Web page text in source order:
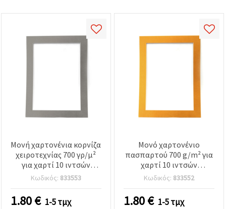
Μονή χαρτονένια κορνίζα
χειροτεχνίας 700 γρ/μ²
για χαρτί 10 ιντσών
(20,3x25,4 cm), εξωτερικό
μέγεθος 24,2x29,2x0,01
cm, ασημί
Κωδικός: 833553
1.80€ 1-5 τμχ
Μονό χαρτονένιο
πασπαρτού 700 g/m² για
χαρτί 10 ιντσών
(20,3x25,4 cm), εξωτερικό
μέγεθος 24,2x29,2 cm,
Κωδικός: 833552
1.80€ 1-5 τμχ